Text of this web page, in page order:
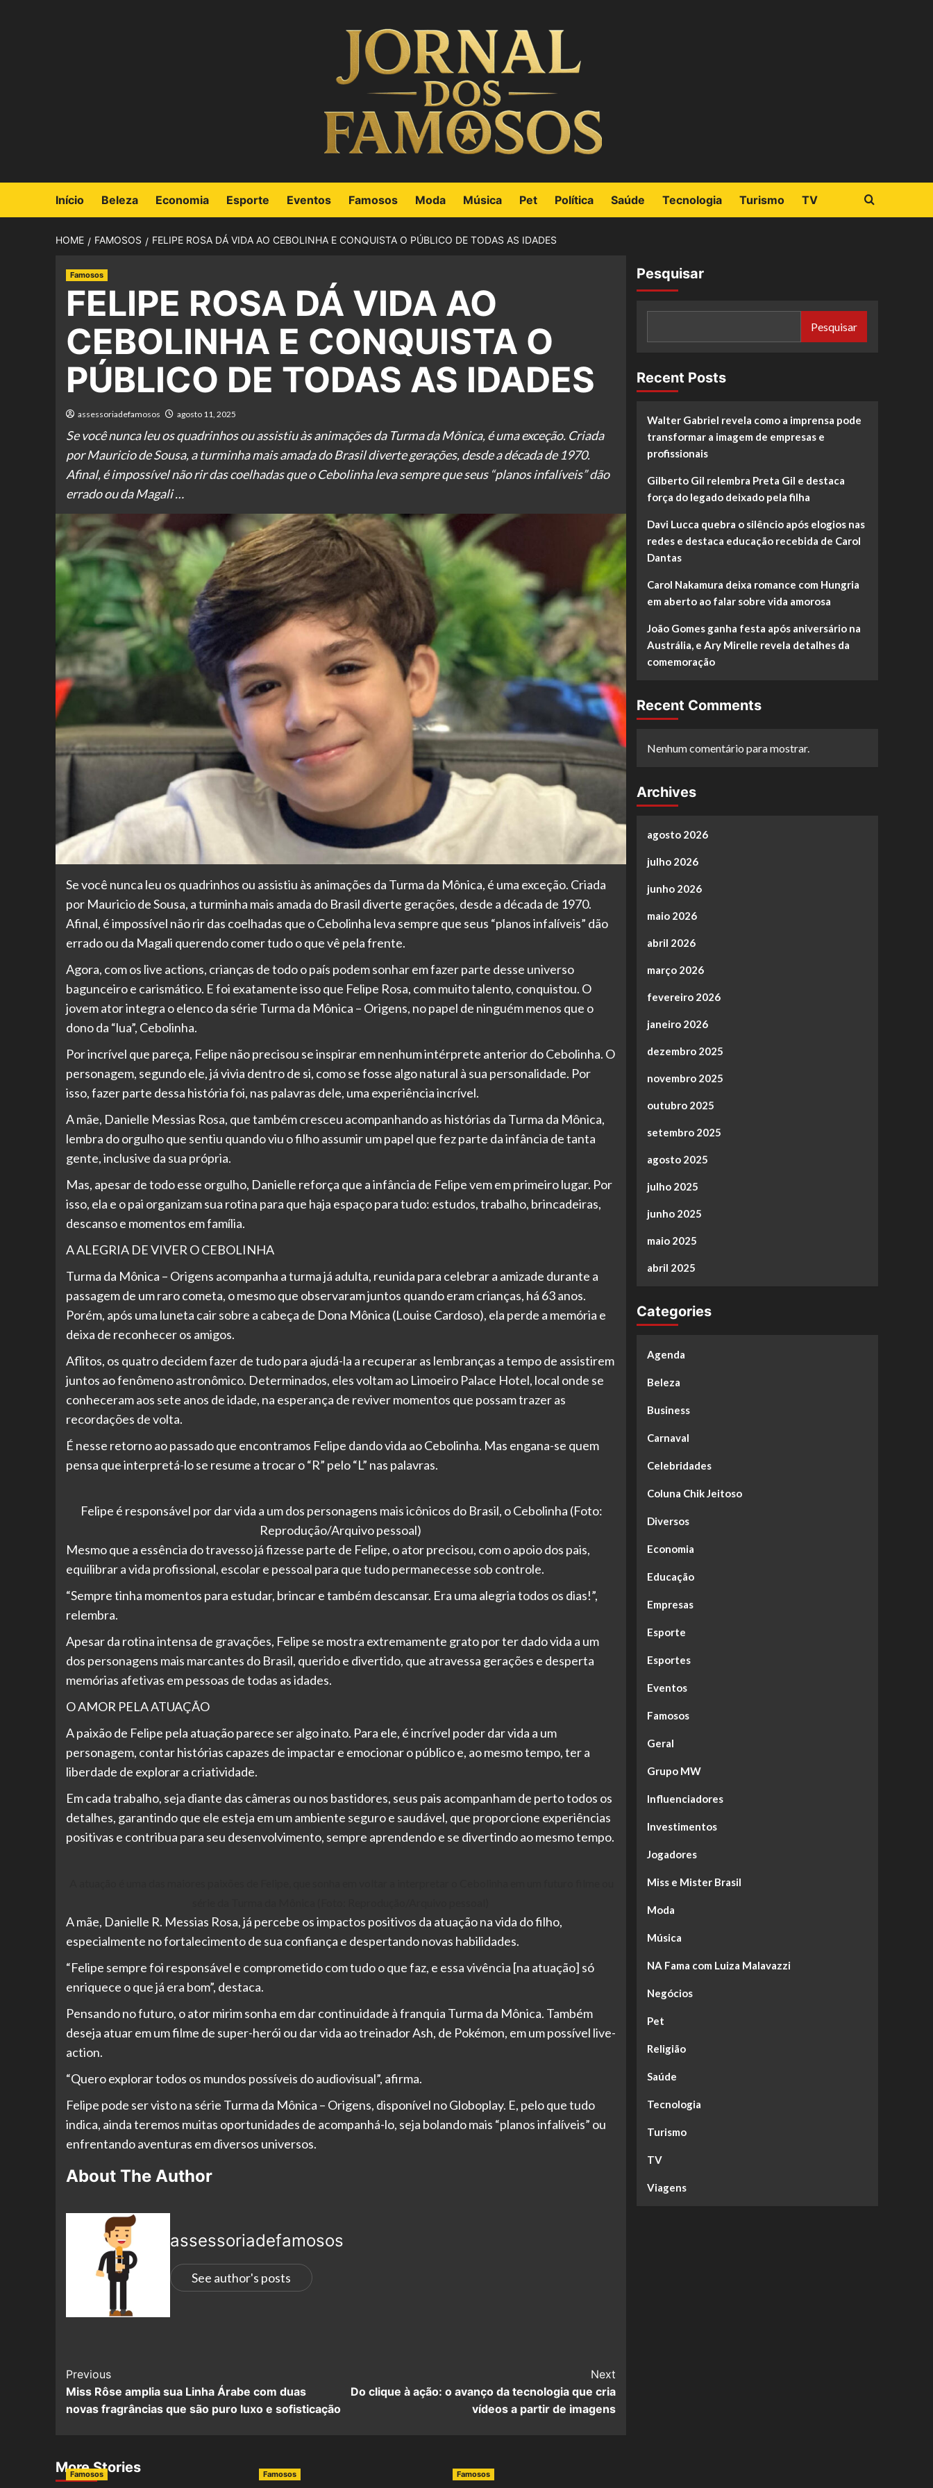
Início Beleza Economia Esporte Eventos Famosos Moda Música Pet Política Saúde Tecnologia Turismo TV
HOME FAMOSOS FELIPE ROSA DÁ VIDA AO CEBOLINHA E CONQUISTA O PÚBLICO DE TODAS AS IDADES
Famosos
FELIPE ROSA DÁ VIDA AO
CEBOLINHA E CONQUISTA O
PÚBLICO DE TODAS AS IDADES
assessoriadefamosos agosto 11, 2025
Se você nunca leu os quadrinhos ou assistiu às animações da Turma da Mônica, é uma exceção. Criada
por Mauricio de Sousa, a turminha mais amada do Brasil diverte gerações, desde a década de 1970.
Afinal, é impossível não rir das coelhadas que o Cebolinha leva sempre que seus “planos infalíveis” dão
errado ou da Magali …
Se você nunca leu os quadrinhos ou assistiu às animações da Turma da Mônica, é uma exceção. Criada
por Mauricio de Sousa, a turminha mais amada do Brasil diverte gerações, desde a década de 1970.
Afinal, é impossível não rir das coelhadas que o Cebolinha leva sempre que seus “planos infalíveis” dão
errado ou da Magali querendo comer tudo o que vê pela frente.
Agora, com os live actions, crianças de todo o país podem sonhar em fazer parte desse universo
bagunceiro e carismático. E foi exatamente isso que Felipe Rosa, com muito talento, conquistou. O
jovem ator integra o elenco da série Turma da Mônica – Origens, no papel de ninguém menos que o
dono da “lua”, Cebolinha.
Por incrível que pareça, Felipe não precisou se inspirar em nenhum intérprete anterior do Cebolinha. O
personagem, segundo ele, já vivia dentro de si, como se fosse algo natural à sua personalidade. Por
isso, fazer parte dessa história foi, nas palavras dele, uma experiência incrível.
A mãe, Danielle Messias Rosa, que também cresceu acompanhando as histórias da Turma da Mônica,
lembra do orgulho que sentiu quando viu o filho assumir um papel que fez parte da infância de tanta
gente, inclusive da sua própria.
Mas, apesar de todo esse orgulho, Danielle reforça que a infância de Felipe vem em primeiro lugar. Por
isso, ela e o pai organizam sua rotina para que haja espaço para tudo: estudos, trabalho, brincadeiras,
descanso e momentos em família.
A ALEGRIA DE VIVER O CEBOLINHA
Turma da Mônica – Origens acompanha a turma já adulta, reunida para celebrar a amizade durante a
passagem de um raro cometa, o mesmo que observaram juntos quando eram crianças, há 63 anos.
Porém, após uma luneta cair sobre a cabeça de Dona Mônica (Louise Cardoso), ela perde a memória e
deixa de reconhecer os amigos.
Aflitos, os quatro decidem fazer de tudo para ajudá-la a recuperar as lembranças a tempo de assistirem
juntos ao fenômeno astronômico. Determinados, eles voltam ao Limoeiro Palace Hotel, local onde se
conheceram aos sete anos de idade, na esperança de reviver momentos que possam trazer as
recordações de volta.
É nesse retorno ao passado que encontramos Felipe dando vida ao Cebolinha. Mas engana-se quem
pensa que interpretá-lo se resume a trocar o “R” pelo “L” nas palavras.
Felipe é responsável por dar vida a um dos personagens mais icônicos do Brasil, o Cebolinha (Foto:
Reprodução/Arquivo pessoal)
Mesmo que a essência do travesso já fizesse parte de Felipe, o ator precisou, com o apoio dos pais,
equilibrar a vida profissional, escolar e pessoal para que tudo permanecesse sob controle.
“Sempre tinha momentos para estudar, brincar e também descansar. Era uma alegria todos os dias!”,
relembra.
Apesar da rotina intensa de gravações, Felipe se mostra extremamente grato por ter dado vida a um
dos personagens mais marcantes do Brasil, querido e divertido, que atravessa gerações e desperta
memórias afetivas em pessoas de todas as idades.
O AMOR PELA ATUAÇÃO
A paixão de Felipe pela atuação parece ser algo inato. Para ele, é incrível poder dar vida a um
personagem, contar histórias capazes de impactar e emocionar o público e, ao mesmo tempo, ter a
liberdade de explorar a criatividade.
Em cada trabalho, seja diante das câmeras ou nos bastidores, seus pais acompanham de perto todos os
detalhes, garantindo que ele esteja em um ambiente seguro e saudável, que proporcione experiências
positivas e contribua para seu desenvolvimento, sempre aprendendo e se divertindo ao mesmo tempo.
A mãe, Danielle R. Messias Rosa, já percebe os impactos positivos da atuação na vida do filho,
especialmente no fortalecimento de sua confiança e despertando novas habilidades.
“Felipe sempre foi responsável e comprometido com tudo o que faz, e essa vivência [na atuação] só
enriquece o que já era bom”, destaca.
Pensando no futuro, o ator mirim sonha em dar continuidade à franquia Turma da Mônica. Também
deseja atuar em um filme de super-herói ou dar vida ao treinador Ash, de Pokémon, em um possível live-
action.
“Quero explorar todos os mundos possíveis do audiovisual”, afirma.
Felipe pode ser visto na série Turma da Mônica – Origens, disponível no Globoplay. E, pelo que tudo
indica, ainda teremos muitas oportunidades de acompanhá-lo, seja bolando mais “planos infalíveis” ou
enfrentando aventuras em diversos universos.
About The Author
assessoriadefamosos
See author's posts
Previous
Miss Rôse amplia sua Linha Árabe com duas
novas fragrâncias que são puro luxo e sofisticação
Next
Do clique à ação: o avanço da tecnologia que cria
vídeos a partir de imagens
More Stories
Famosos Famosos Famosos
Pesquisar
Pesquisar
Recent Posts
Walter Gabriel revela como a imprensa pode
transformar a imagem de empresas e
profissionais
Gilberto Gil relembra Preta Gil e destaca
força do legado deixado pela filha
Davi Lucca quebra o silêncio após elogios nas
redes e destaca educação recebida de Carol
Dantas
Carol Nakamura deixa romance com Hungria
em aberto ao falar sobre vida amorosa
João Gomes ganha festa após aniversário na
Austrália, e Ary Mirelle revela detalhes da
comemoração
Recent Comments
Nenhum comentário para mostrar.
Archives
agosto 2026
julho 2026
junho 2026
maio 2026
abril 2026
março 2026
fevereiro 2026
janeiro 2026
dezembro 2025
novembro 2025
outubro 2025
setembro 2025
agosto 2025
julho 2025
junho 2025
maio 2025
abril 2025
Categories
Agenda
Beleza
Business
Carnaval
Celebridades
Coluna Chik Jeitoso
Diversos
Economia
Educação
Empresas
Esporte
Esportes
Eventos
Famosos
Geral
Grupo MW
Influenciadores
Investimentos
Jogadores
Miss e Mister Brasil
Moda
Música
NA Fama com Luiza Malavazzi
Negócios
Pet
Religião
Saúde
Tecnologia
Turismo
TV
Viagens